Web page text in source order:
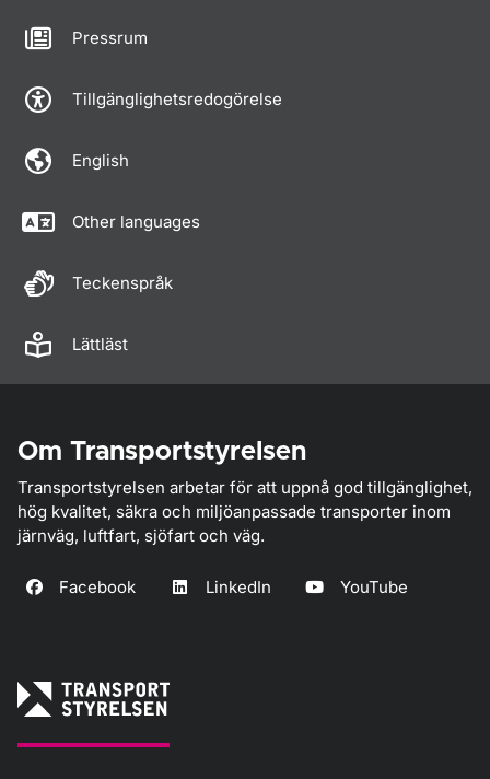
Pressrum
Tillgänglighetsredogörelse
English
Other languages
Teckenspråk
Lättläst
Om Transportstyrelsen
Transportstyrelsen arbetar för att uppnå god tillgänglighet,
hög kvalitet, säkra och miljöanpassade transporter inom
järnväg, luftfart, sjöfart och väg.
Facebook LinkedIn YouTube